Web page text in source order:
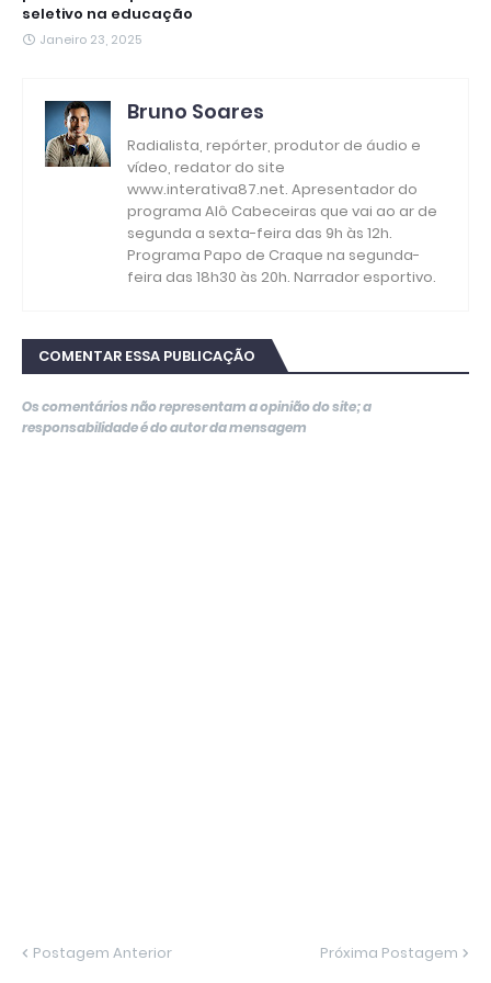
seletivo na educação
Janeiro 23, 2025
Bruno Soares
Radialista, repórter, produtor de áudio e
vídeo, redator do site
www.interativa87.net. Apresentador do
programa Alô Cabeceiras que vai ao ar de
segunda a sexta-feira das 9h às 12h.
Programa Papo de Craque na segunda-
feira das 18h30 às 20h. Narrador esportivo.
COMENTAR ESSA PUBLICAÇÃO
Os comentários não representam a opinião do site; a
responsabilidade é do autor da mensagem
Postagem Anterior Próxima Postagem